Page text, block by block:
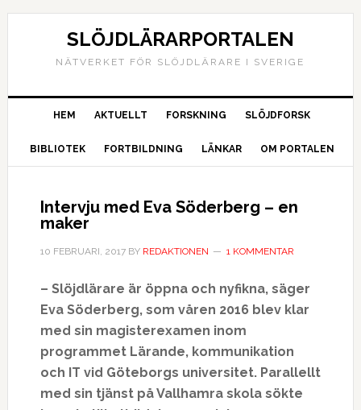
SLÖJDLÄRARPORTALEN
NÄTVERKET FÖR SLÖJDLÄRARE I SVERIGE
HEM AKTUELLT FORSKNING SLÖJDFORSK
BIBLIOTEK FORTBILDNING LÄNKAR OM PORTALEN
Intervju med Eva Söderberg – en
maker
10 FEBRUARI, 2017BY REDAKTIONEN 1 KOMMENTAR
– Slöjdlärare är öppna och nyfikna, säger
Eva Söderberg, som våren 2016 blev klar
med sin magisterexamen inom
programmet Lärande, kommunikation
och IT vid Göteborgs universitet. Parallellt
med sin tjänst på Vallhamra skola sökte